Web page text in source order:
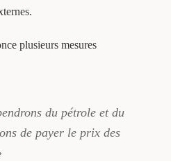
plusieurs mesures
du pétrole et du
de payer le prix des